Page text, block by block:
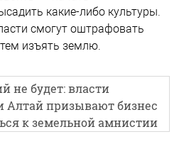
какие-либо культуры.
смогут оштрафовать
изъять землю.
не будет: власти
Алтай призывают бизнес
к земельной амнистии